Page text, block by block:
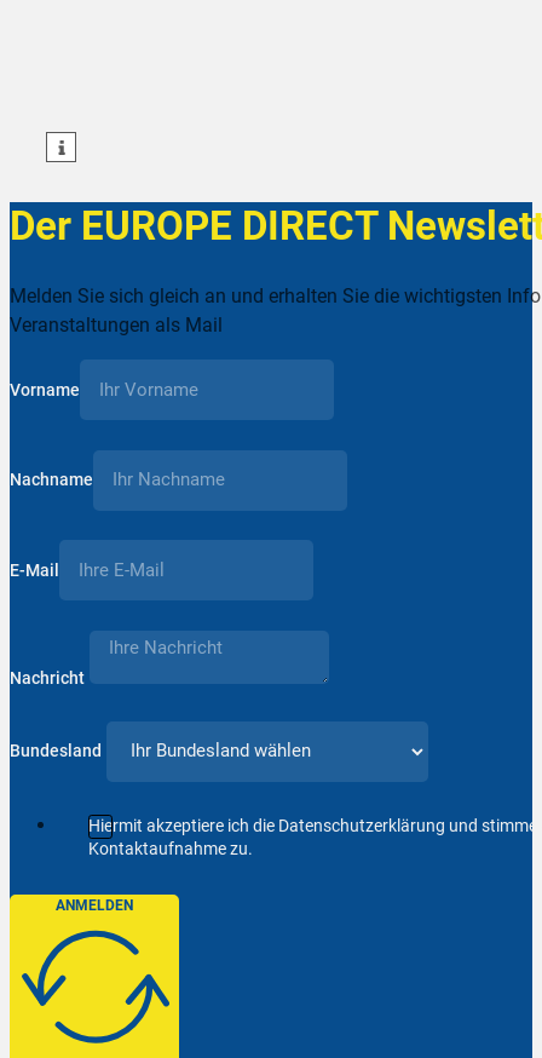
teilen
Der EUROPE DIRECT
Melden Sie sich gleich an und erhalten Sie die wichtigsten
Veranstaltungen als Mail
Vorname
Nachname
E-Mail
Nachricht
Bundesland
Hiermit akzeptiere ich die Datenschutzerklärung und
Kontaktaufnahme zu.
ANMELDEN